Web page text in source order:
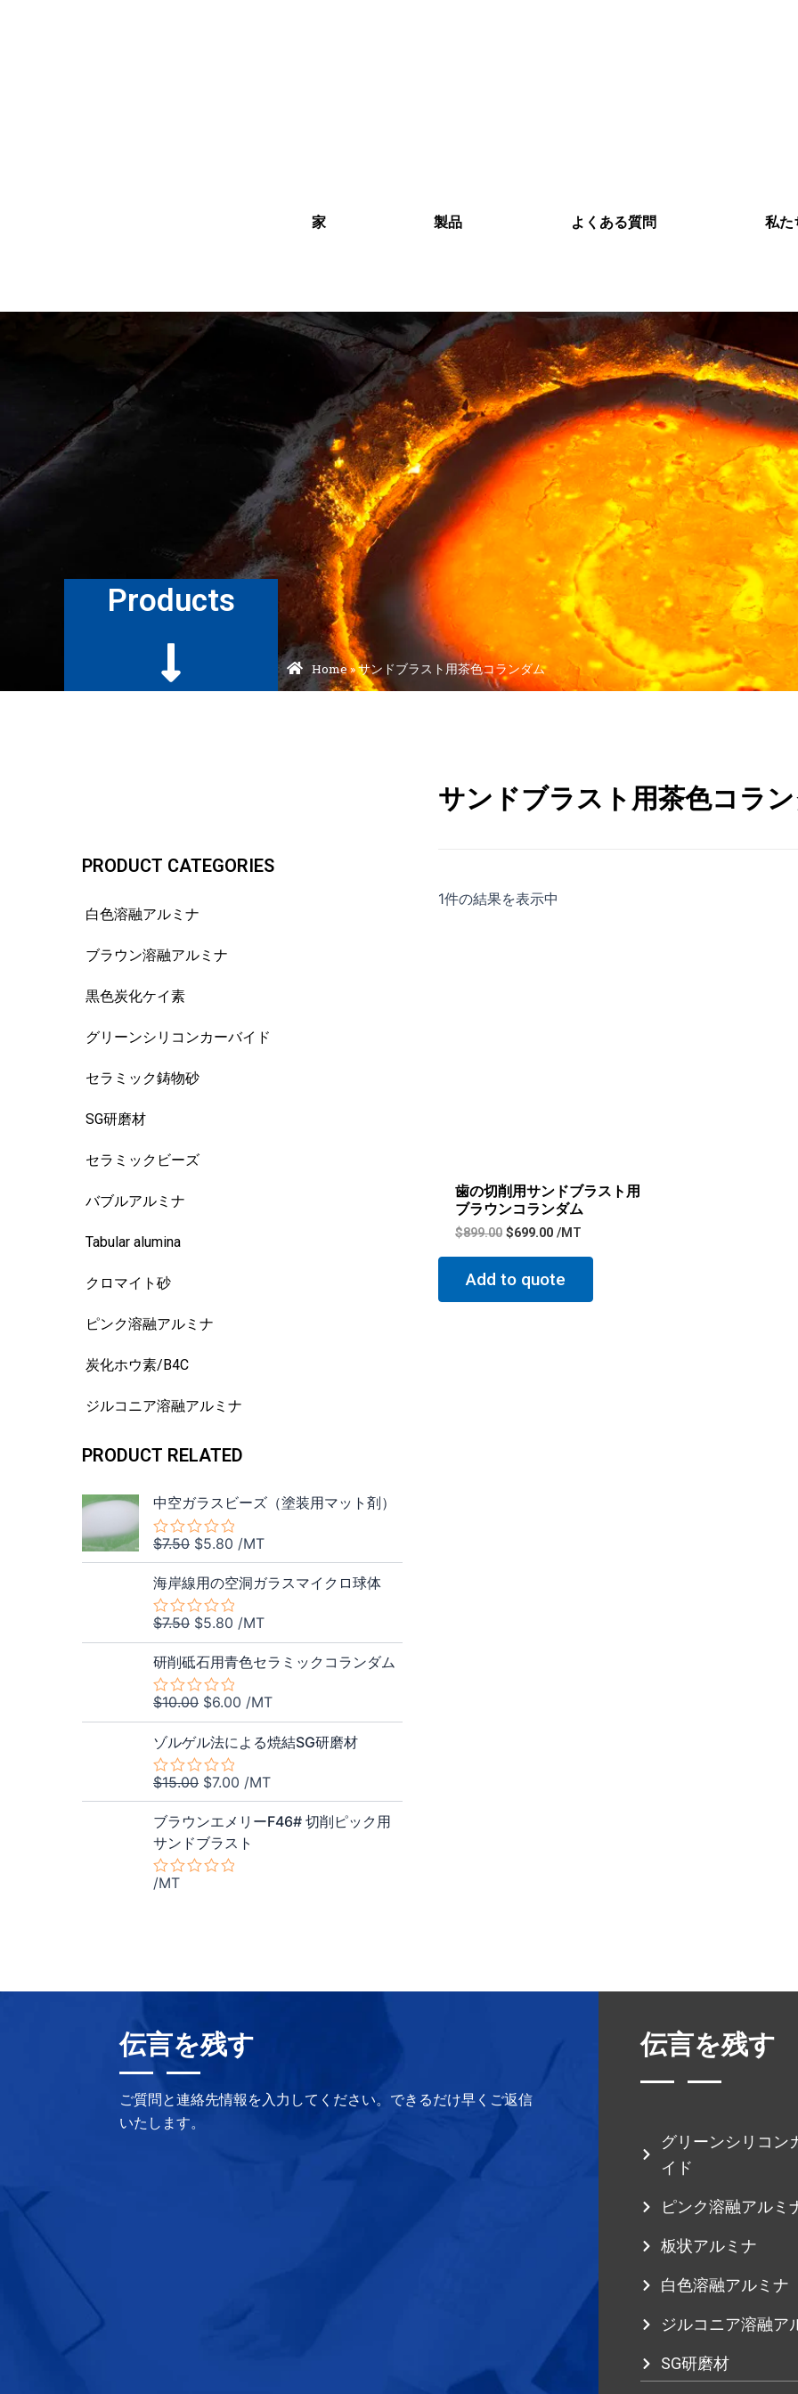
家 製品 よくある質問 私た
Products
Home»サンドブラスト用茶色コランダム
PRODUCT CATEGORIES
白色溶融アルミナ
ブラウン溶融アルミナ
黒色炭化ケイ素
グリーンシリコンカーバイド
セラミック鋳物砂
SG研磨材
セラミックビーズ
バブルアルミナ
Tabular alumina
クロマイト砂
ピンク溶融アルミナ
炭化ホウ素/B4C
ジルコニア溶融アルミナ
PRODUCT RELATED
中空ガラスビーズ（塗装用マット剤）
5
段
階
中
0
の
評
価
$7.50
元
の
価
は
$7.50
で
し
た。
$5.80
現
在
の
格
は
$5.80
で
す。
/MT
海岸線用の空洞ガラスマイクロ球体
5
段
階
中
0
の
評
価
$7.50
元
の
価
は
$7.50
で
し
た。
$5.80
現
在
の
格
は
$5.80
で
す。
/MT
研削砥石用青色セラミックコランダム
5
段
階
中
0
の
評
価
$10.00
元
の
価
は
$10.00
で
し
た。
$6.00
現
在
の
格
$6.00
で
す。
/MT
ゾルゲル法による焼結SG研磨材
5
段
階
中
0
の
評
価
$15.00
元
の
価
格
は
$15.00
で
$7.00
現
在
の
価
格
は
/MT
ブラウンエメリーF46# 切削ピック用
サンドブラスト
5
/MT
サンドブラスト用茶色コラ
1件の結果を表示中
歯の切削用サンドブラスト用
ブラウンコランダム
$899.00 $699.00 /MT
Add to quote
伝言を残す
ご質問と連絡先情報を入力してください。できるだけ早くご返信
いたします。
伝言を残す
グリーンシリコン
イド
ピンク溶融アルミ
板状アルミナ
白色溶融アルミナ
ジルコニア溶融ア
SG研磨材